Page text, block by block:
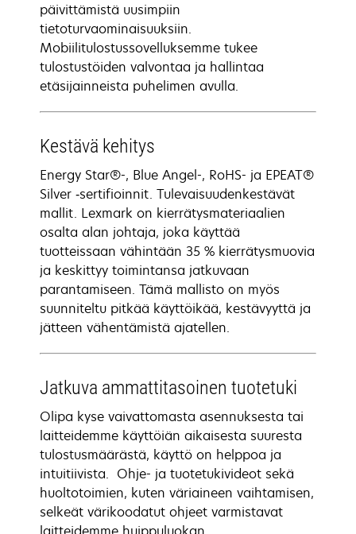
päivittämistä uusimpiin
tietoturvaominaisuuksiin.
Mobiilitulostussovelluksemme tukee
tulostustöiden valvontaa ja hallintaa
etäsijainneista puhelimen avulla.
Kestävä kehitys
Energy Star®-, Blue Angel-, RoHS- ja EPEAT®
Silver ‑sertifioinnit. Tulevaisuudenkestävät
mallit. Lexmark on kierrätysmateriaalien
osalta alan johtaja, joka käyttää
tuotteissaan vähintään 35 % kierrätysmuovia
ja keskittyy toimintansa jatkuvaan
parantamiseen. Tämä mallisto on myös
suunniteltu pitkää käyttöikää, kestävyyttä ja
jätteen vähentämistä ajatellen.
Jatkuva ammattitasoinen tuotetuki
Olipa kyse vaivattomasta asennuksesta tai
laitteidemme käyttöiän aikaisesta suuresta
tulostusmäärästä, käyttö on helppoa ja
intuitiivista. Ohje- ja tuotetukivideot sekä
huoltotoimien, kuten väriaineen vaihtamisen,
selkeät värikoodatut ohjeet varmistavat